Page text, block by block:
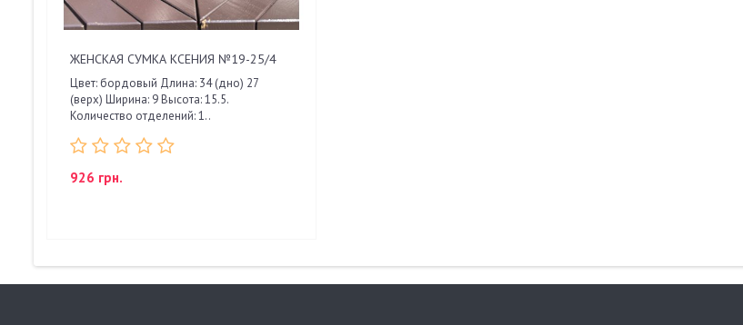
ЖЕНСКАЯ СУМКА КСЕНИЯ №19-25/4
Цвет: бордовый Длина: 34 (дно) 27
(верх) Ширина: 9 Высота: 15.5.
Количество отделений: 1..
926 грн.